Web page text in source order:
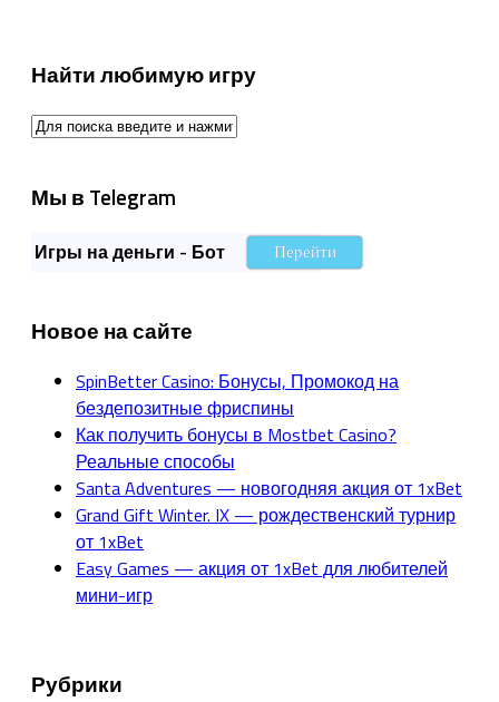
Найти любимую игру
Мы в Telegram
Игры на деньги - Бот Перейти
Новое на сайте
SpinBetter Casino: Бонусы, Промокод на
бездепозитные фриспины
Как получить бонусы в Mostbet Casino?
Реальные способы
Santa Adventures — новогодняя акция от 1xBet
Grand Gift Winter. IX — рождественский турнир
от 1xBet
Easy Games — акция от 1xBet для любителей
мини-игр
Рубрики